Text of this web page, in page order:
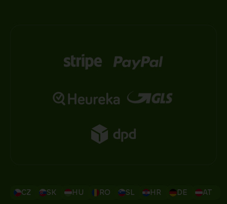
CZ SK HU RO SL HR DE AT